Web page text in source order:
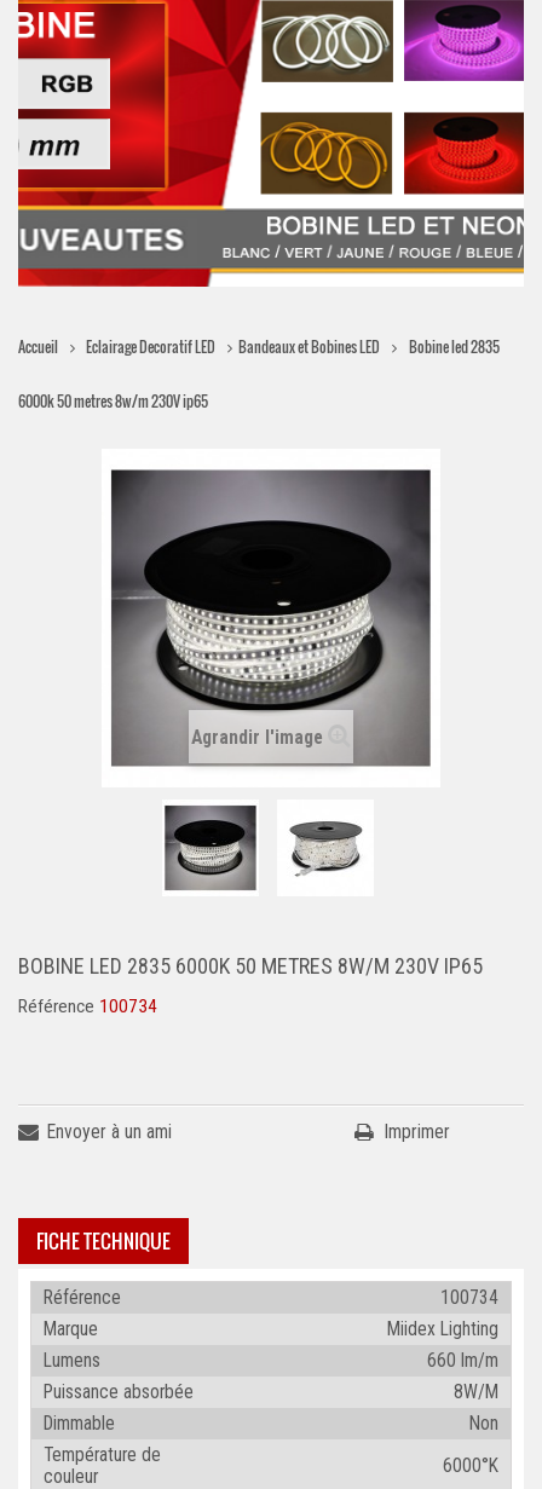
Accueil Eclairage Decoratif LED Bandeaux et Bobines LED Bobine led 2835
6000k 50 metres 8w/m 230V ip65
Agrandir l'image
BOBINE LED 2835 6000K 50 METRES 8W/M 230V IP65
Référence 100734
Imprimer
Envoyer à un ami
FICHE TECHNIQUE
Référence
100734
Marque
Miidex Lighting
Lumens
660 lm/m
Puissance absorbée
8W/M
Dimmable
Non
Température de
couleur
6000°K